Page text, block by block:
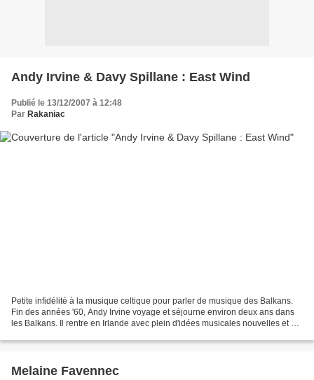
Andy Irvine & Davy Spillane : East Wind
Publié le 13/12/2007 à 12:48
Par Rakaniac
Petite infidélité à la musique celtique pour parler de musique des Balkans.
Fin des années '60, Andy Irvine voyage et séjourne environ deux ans dans
les Balkans. Il rentre en Irlande avec plein d'idées musicales nouvelles et de
Melaine Favennec